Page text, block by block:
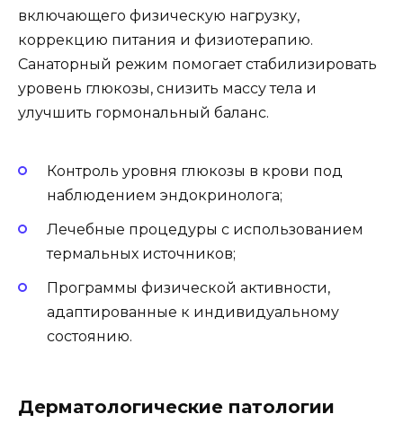
включающего физическую нагрузку,
коррекцию питания и физиотерапию.
Санаторный режим помогает стабилизировать
уровень глюкозы, снизить массу тела и
улучшить гормональный баланс.
Контроль уровня глюкозы в крови под
наблюдением эндокринолога;
Лечебные процедуры с использованием
термальных источников;
Программы физической активности,
адаптированные к индивидуальному
состоянию.
Дерматологические патологии